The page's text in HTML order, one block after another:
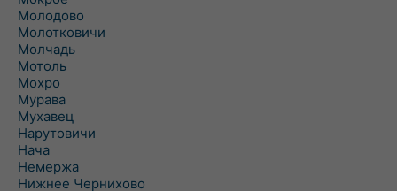
Молодово
Молотковичи
Молчадь
Мотоль
Мохро
Мурава
Мухавец
Нарутовичи
Нача
Немержа
Нижнее Чернихово